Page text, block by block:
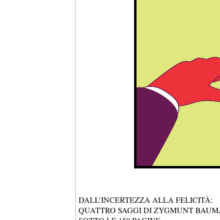
DALL’INCERTEZZA ALLA FELICITÀ:
QUATTRO SAGGI DI ZYGMUNT